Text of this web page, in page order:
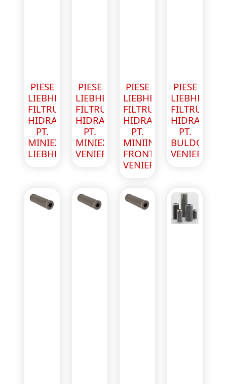
PIESE
LIEBHERR
FILTRU
HIDRAULIC
PT.
MINIEXCAVATOR
LIEBHERR
PIESE
LIEBHERR
FILTRU
HIDRAULIC
PT.
MINIEXCAVATOR
VENIERI
PIESE
LIEBHERR
FILTRU
HIDRAULIC
PT.
MINIINCARCATOR
FRONTAL
VENIERI
PIESE
LIEBHERR
FILTRU
HIDRAULIC
PT.
BULDOZER
VENIERI